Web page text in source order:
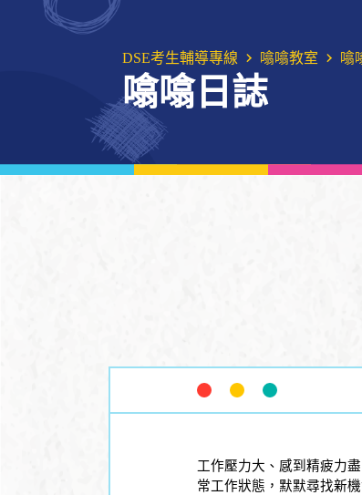
DSE考生輔導專線 噏噏教室 噏
噏噏日誌
工作壓力大、感到精疲力
常工作狀態，默默尋找新